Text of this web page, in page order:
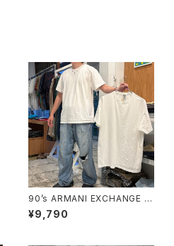
90’s ARMANI EXCHANGE Pl
ain T-shirt
¥9,790